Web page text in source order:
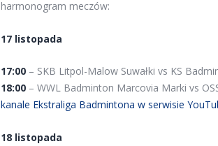
harmonogram meczów:
17 listopada
17:00 – SKB Litpol-Malow Suwałki vs KS
18:00 – WWL Badminton Marcovia Marki vs
kanale Ekstraliga Badmintona w serwisie
18 listopada